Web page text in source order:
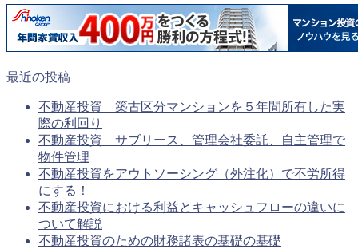
最近の投稿
不動産投資 築古区分マンションを５年間所有した実
際の利回り
不動産投資 サブリース、管理会社委託、自主管理で
物件管理
不動産投資をアウトソーシング（外注化）で不労所得
にする！
不動産投資における利益とキャッシュフローの違いに
ついて解説
不動産投資のための財務諸表の基礎の基礎